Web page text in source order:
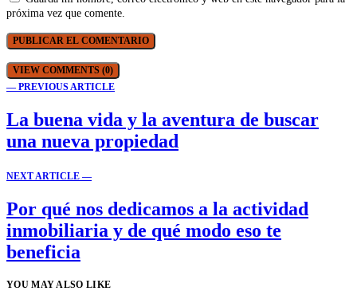
próxima vez que comente.
VIEW COMMENTS (0)
— PREVIOUS ARTICLE
La buena vida y la aventura de buscar
una nueva propiedad
NEXT ARTICLE —
Por qué nos dedicamos a la actividad
inmobiliaria y de qué modo eso te
beneficia
YOU MAY ALSO LIKE